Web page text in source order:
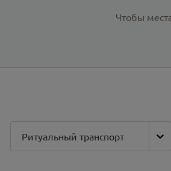
Чтобы
Ритуальный транспорт